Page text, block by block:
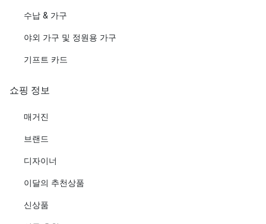
수납 & 가구
야외 가구 및 정원용 가구
기프트 카드
쇼핑 정보
매거진
브랜드
디자이너
이달의 추천상품
신상품